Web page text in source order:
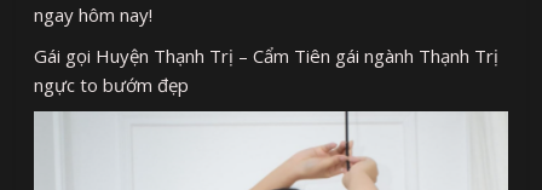
ngay hôm nay!
Gái gọi Huyện Thạnh Trị – Cẩm Tiên gái ngành Thạnh Trị
ngực to bướm đẹp